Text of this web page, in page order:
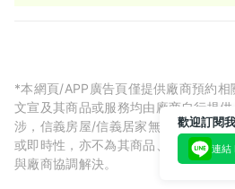
*本網頁/APP廣告頁僅提供廠商預約
文宣及其商品或服務均由廠商自行提
涉，信義房屋/信義居家無法擔保廠商
或即時性，亦不為其商品、服務品質
與廠商協調解決。
連結